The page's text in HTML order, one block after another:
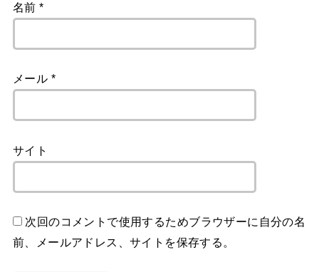
名前*
メール *
サイト
次回のコメントで使用するためブラウザーに自分の名
前、メールアドレス、サイトを保存する。